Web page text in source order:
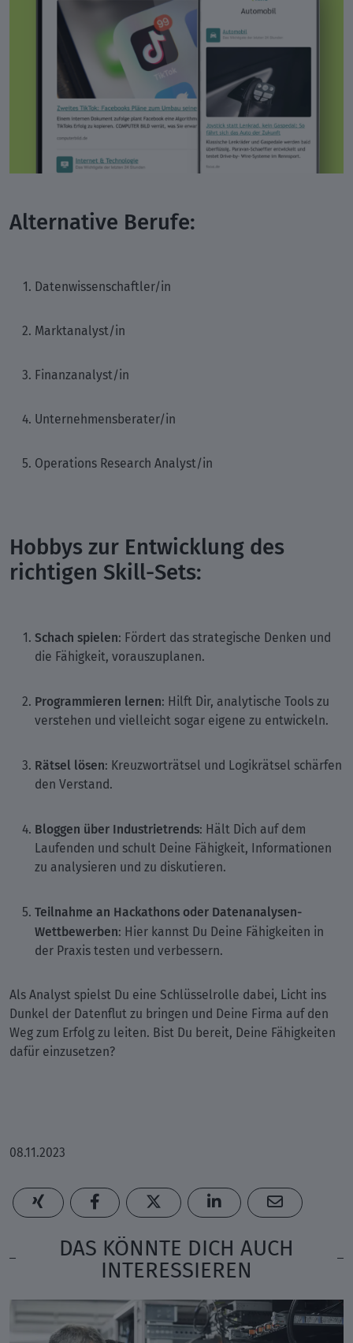
Alternative Berufe:
Datenwissenschaftler/in
Marktanalyst/in
Finanzanalyst/in
Unternehmensberater/in
Operations Research Analyst/in
Hobbys zur Entwicklung des
richtigen Skill-Sets:
Schach spielen: Fördert das strategische Denken und
die Fähigkeit, vorauszuplanen.
Programmieren lernen: Hilft Dir, analytische Tools zu
verstehen und vielleicht sogar eigene zu entwickeln.
Rätsel lösen: Kreuzworträtsel und Logikrätsel schärfen
den Verstand.
Bloggen über Industrietrends: Hält Dich auf dem
Laufenden und schult Deine Fähigkeit, Informationen
zu analysieren und zu diskutieren.
Teilnahme an Hackathons oder Datenanalysen-
Wettbewerben: Hier kannst Du Deine Fähigkeiten in
der Praxis testen und verbessern.
Als Analyst spielst Du eine Schlüsselrolle dabei, Licht ins
Dunkel der Datenflut zu bringen und Deine Firma auf den
Weg zum Erfolg zu leiten. Bist Du bereit, Deine Fähigkeiten
dafür einzusetzen?
08.11.2023
DAS KÖNNTE DICH AUCH
INTERESSIEREN